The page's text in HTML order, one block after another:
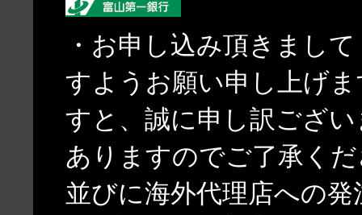
・お申し込み頂きまし
すようお願い申し上げ
すと、誠に申し訳ござ
ありますのでご了承く
並びに海外代理店への